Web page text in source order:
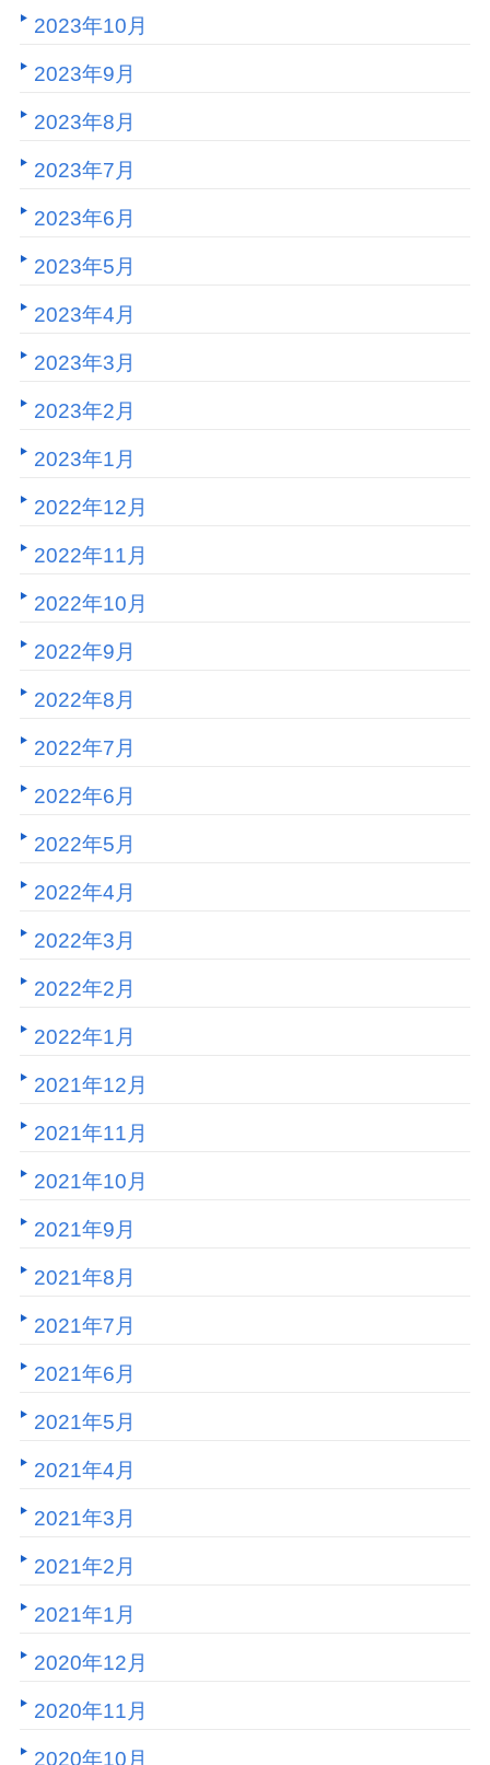
2023年10月
2023年9月
2023年8月
2023年7月
2023年6月
2023年5月
2023年4月
2023年3月
2023年2月
2023年1月
2022年12月
2022年11月
2022年10月
2022年9月
2022年8月
2022年7月
2022年6月
2022年5月
2022年4月
2022年3月
2022年2月
2022年1月
2021年12月
2021年11月
2021年10月
2021年9月
2021年8月
2021年7月
2021年6月
2021年5月
2021年4月
2021年3月
2021年2月
2021年1月
2020年12月
2020年11月
2020年10月